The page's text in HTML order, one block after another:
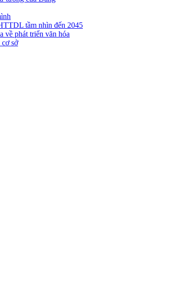
tầm nhìn đến 2045
về phát triển văn hóa
sở